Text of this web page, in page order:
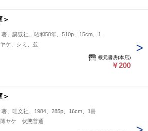
、講談社、昭和58年、510p、15cm、1
ケ、シミ、並
根元書房(本店)
￥200
著、旺文社、1984、285p、16cm、1冊
ヤケ 状態普通